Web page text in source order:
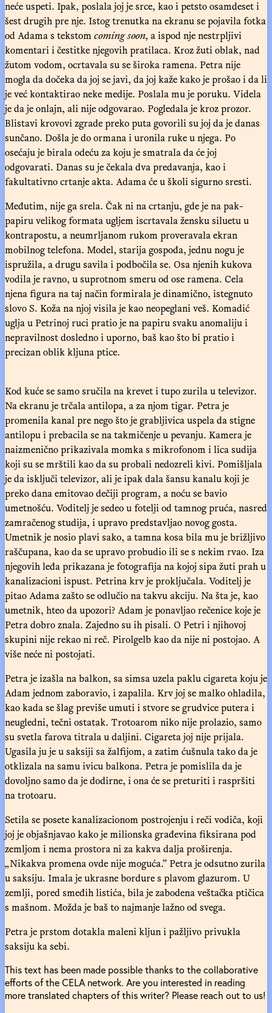
neće uspeti. Ipak, poslala joj je srce, kao i petsto osamdeset i
šest drugih pre nje. Istog trenutka na ekranu se pojavila fotka
od Adama s tekstom coming soon, a ispod nje nestrpljivi
komentari i čestitke njegovih pratilaca. Kroz žuti oblak, nad
žutom vodom, ocrtavala su se široka ramena. Petra nije
mogla da dočeka da joj se javi, da joj kaže kako je prošao i da li
je već kontaktirao neke medije. Poslala mu je poruku. Videla
je da je onlajn, ali nije odgovarao. Pogledala je kroz prozor.
Blistavi krovovi zgrade preko puta govorili su joj da je danas
sunčano. Došla je do ormana i uronila ruke u njega. Po
osećaju je birala odeću za koju je smatrala da će joj
odgovarati. Danas su je čekala dva predavanja, kao i
fakultativno crtanje akta. Adama će u školi sigurno sresti.
Međutim, nije ga srela. Čak ni na crtanju, gde je na pak-
papiru velikog formata ugljem iscrtavala žensku siluetu u
kontrapostu, a neumrljanom rukom proveravala ekran
mobilnog telefona. Model, starija gospođa, jednu nogu je
ispružila, a drugu savila i podbočila se. Osa njenih kukova
vodila je ravno, u suprotnom smeru od ose ramena. Cela
njena figura na taj način formirala je dinamično, istegnuto
slovo S. Koža na njoj visila je kao neopeglani veš. Komadić
uglja u Petrinoj ruci pratio je na papiru svaku anomaliju i
nepravilnost dosledno i uporno, baš kao što bi pratio i
precizan oblik kljuna ptice.
Kod kuće se samo sručila na krevet i tupo zurila u televizor.
Na ekranu je trčala antilopa, a za njom tigar. Petra je
promenila kanal pre nego što je grabljivica uspela da stigne
antilopu i prebacila se na takmičenje u pevanju. Kamera je
naizmenično prikazivala momka s mikrofonom i lica sudija
koji su se mrštili kao da su probali nedozreli kivi. Pomišljala
je da isključi televizor, ali je ipak dala šansu kanalu koji je
preko dana emitovao dečiji program, a noću se bavio
umetnošću. Voditelj je sedeo u fotelji od tamnog pruća, nasred
zamračenog studija, i upravo predstavljao novog gosta.
Umetnik je nosio plavi sako, a tamna kosa bila mu je brižljivo
raščupana, kao da se upravo probudio ili se s nekim rvao. Iza
njegovih leđa prikazana je fotografija na kojoj sipa žuti prah u
kanalizacioni ispust. Petrina krv je proključala. Voditelj je
pitao Adama zašto se odlučio na takvu akciju. Na šta je, kao
umetnik, hteo da upozori? Adam je ponavljao rečenice koje je
Petra dobro znala. Zajedno su ih pisali. O Petri i njihovoj
skupini nije rekao ni reč. Pirolgelb kao da nije ni postojao. A
više neće ni postojati.
Petra je izašla na balkon, sa simsa uzela paklu cigareta koju je
Adam jednom zaboravio, i zapalila. Krv joj se malko ohladila,
kao kada se šlag previše umuti i stvore se grudvice putera i
neugledni, tečni ostatak. Trotoarom niko nije prolazio, samo
su svetla farova titrala u daljini. Cigareta joj nije prijala.
Ugasila ju je u saksiji sa žalfijom, a zatim ćušnula tako da je
otklizala na samu ivicu balkona. Petra je pomislila da je
dovoljno samo da je dodirne, i ona će se preturiti i raspršiti
na trotoaru.
Setila se posete kanalizacionom postrojenju i reči vodiča, koji
joj je objašnjavao kako je milionska građevina fiksirana pod
zemljom i nema prostora ni za kakva dalja proširenja.
„Nikakva promena ovde nije moguća.” Petra je odsutno zurila
u saksiju. Imala je ukrasne bordure s plavom glazurom. U
zemlji, pored smeđih listića, bila je zabodena veštačka ptičica
s mašnom. Možda je baš to najmanje lažno od svega.
Petra je prstom dotakla maleni kljun i pažljivo privukla
saksiju ka sebi.
This text has been made possible thanks to the collaborative
efforts of the CELA network. Are you interested in reading
more translated chapters of this writer? Please reach out to us!